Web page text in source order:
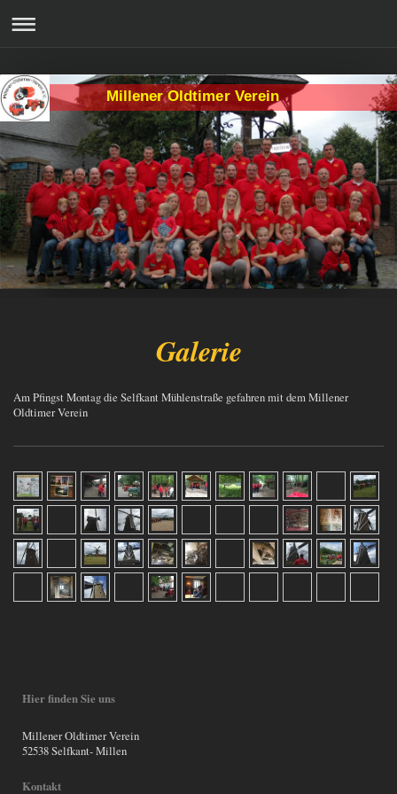
Millener Oldtimer Verein
Galerie
Am Pfingst Montag die Selfkant Mühlenstraße gefahren mit dem Millener
Oldtimer Verein
Hier finden Sie uns
Millener Oldtimer Verein
52538 Selfkant- Millen
Kontakt